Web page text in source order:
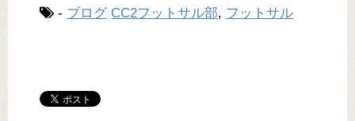
- ブログ CC2フットサル部, フットサル